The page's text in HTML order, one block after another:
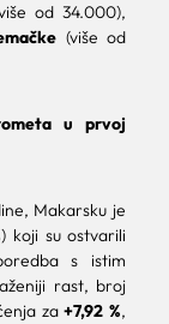
od 34.000),
(više od
u prvoj
Makarsku je
) koji su ostvarili
s istim
rast, broj
za+7,92 %,